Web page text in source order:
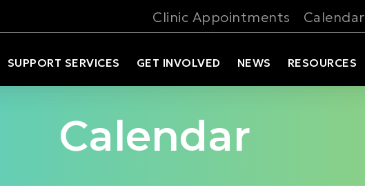
Clinic Appointments Calendar
SUPPORT SERVICES GET INVOLVED NEWS RESOURCES
Calendar